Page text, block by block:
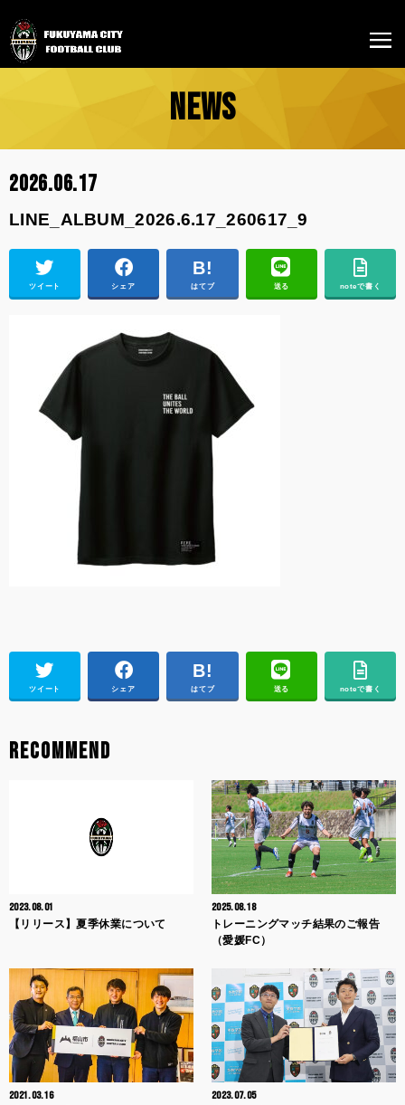
NEWS
2026.06.17
LINE_ALBUM_2026.6.17_260617_9
ツイート シェア はてブ 送る noteで書く
ツイート シェア はてブ 送る noteで書く
RECOMMEND
2023.08.01
【リリース】夏季休業について
2025.08.18
トレーニングマッチ結果のご報告
（愛媛FC）
2021.03.16 2023.07.05